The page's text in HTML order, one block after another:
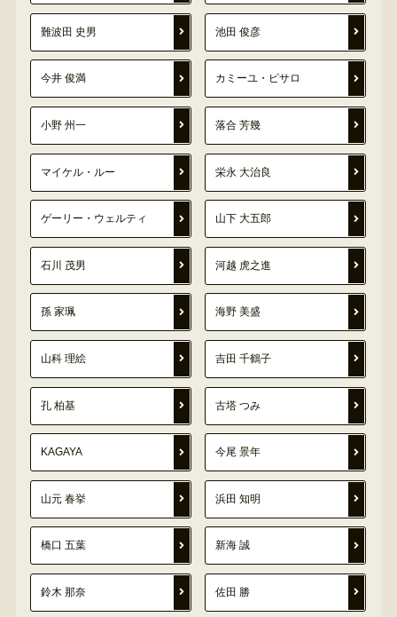
難波田 史男 池田 俊彦
今井 俊満 カミーユ・ピサロ
小野 州一 落合 芳幾
マイケル・ルー 栄永 大治良
ゲーリー・ウェルティ 山下 大五郎
石川 茂男 河越 虎之進
孫 家珮 海野 美盛
山科 理絵 吉田 千鶴子
孔 柏基 古塔 つみ
KAGAYA 今尾 景年
山元 春挙 浜田 知明
橋口 五葉 新海 誠
鈴木 那奈 佐田 勝